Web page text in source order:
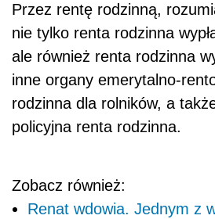
Przez rentę rodzinną,
nie tylko renta rodzinna
ale również renta rodzinna
inne organy emerytalno-
rodzinna dla rolników, a
policyjna renta rodzinna.
Zobacz również:
Renat wdowia. Jednym z